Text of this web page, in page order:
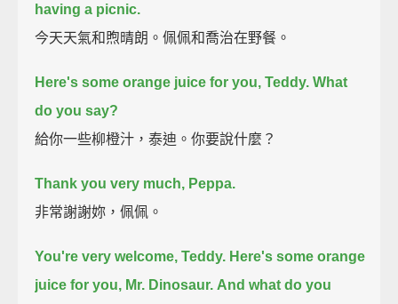
having a picnic.
今天天氣和煦晴朗。佩佩和喬治在野餐。
Here's some orange juice for you, Teddy. What
do you say?
給你一些柳橙汁，泰迪。你要說什麼？
Thank you very much, Peppa.
非常謝謝妳，佩佩。
You're very welcome, Teddy. Here's some orange
juice for you, Mr. Dinosaur. And what do you